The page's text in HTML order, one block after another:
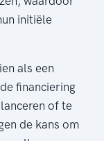
initiële
als een
financiering
of te
de kans om